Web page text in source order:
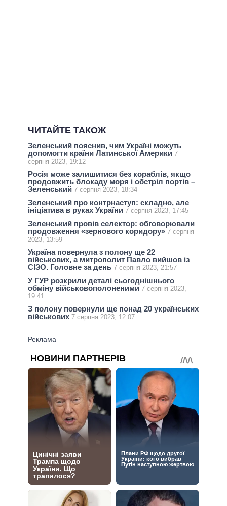
ЧИТАЙТЕ ТАКОЖ
Зеленський пояснив, чим Україні можуть
допомогти країни Латинської Америки 7
серпня 2023, 19:12
Росія може залишитися без кораблів, якщо
продовжить блокаду моря і обстріл портів –
Зеленський 7 серпня 2023, 18:34
Зеленський про контрнаступ: складно, але
ініціатива в руках України 7 серпня 2023, 17:45
Зеленський провів селектор: обговорювали
продовження «зернового коридору» 7 серпня
2023, 13:59
Україна повернула з полону ще 22
військових, а митрополит Павло вийшов із
СІЗО. Головне за день 7 серпня 2023, 21:57
У ГУР розкрили деталі сьогоднішнього
обміну військовополоненими 7 серпня 2023,
19:41
З полону повернули ще понад 20 українських
військових 7 серпня 2023, 12:07